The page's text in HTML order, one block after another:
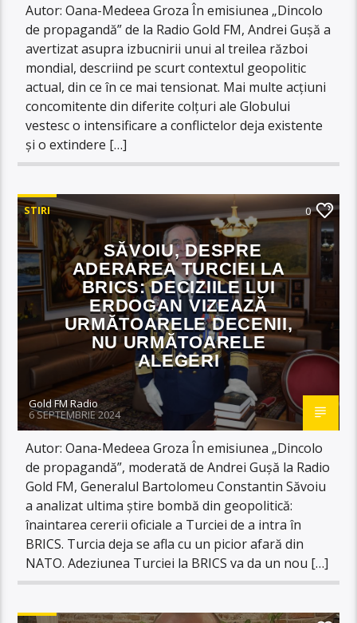
Autor: Oana-Medeea Groza În emisiunea „Dincolo
de propagandă” de la Radio Gold FM, Andrei Gușă a
avertizat asupra izbucnirii unui al treilea război
mondial, descriind pe scurt contextul geopolitic
actual, din ce în ce mai tensionat. Mai multe acțiuni
concomitente din diferite colțuri ale Globului
vestesc o intensificare a conflictelor deja existente
și o extindere […]
STIRI 0
SĂVOIU, DESPRE
ADERAREA TURCIEI LA
BRICS: DECIZIILE LUI
ERDOGAN VIZEAZĂ
URMĂTOARELE DECENII,
NU URMĂTOARELE
ALEGERI
Gold FM Radio
6 SEPTEMBRIE 2024
Autor: Oana-Medeea Groza În emisiunea „Dincolo
de propagandă”, moderată de Andrei Gușă la Radio
Gold FM, Generalul Bartolomeu Constantin Săvoiu
a analizat ultima știre bombă din geopolitică:
înaintarea cererii oficiale a Turciei de a intra în
BRICS. Turcia deja se afla cu un picior afară din
NATO. Adeziunea Turciei la BRICS va da un nou […]